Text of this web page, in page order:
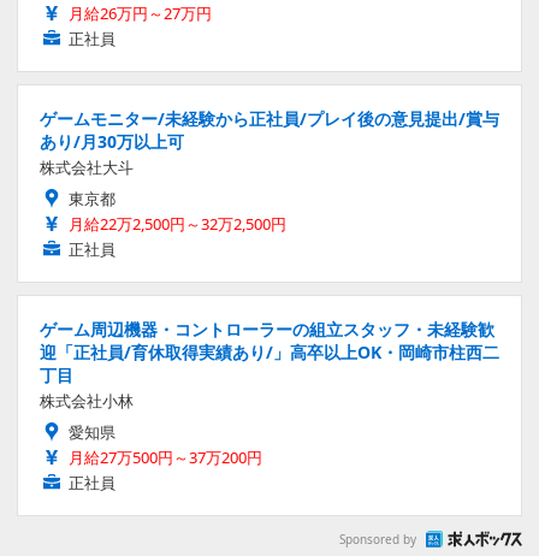
月給26万円～27万円
正社員
ゲームモニター/未経験から正社員/プレイ後の意見提出/賞与
あり/月30万以上可
株式会社大斗
東京都
月給22万2,500円～32万2,500円
正社員
ゲーム周辺機器・コントローラーの組立スタッフ・未経験歓
迎「正社員/育休取得実績あり/」高卒以上OK・岡崎市柱西二
丁目
株式会社小林
愛知県
月給27万500円～37万200円
正社員
Sponsored by